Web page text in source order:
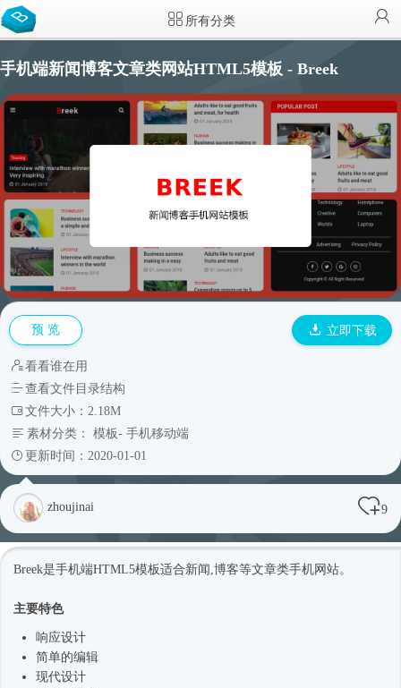
所有分类
手机端新闻博客文章类网站HTML5模板 - Breek
预 览 立即下载
看看谁在用
查看文件目录结构
文件大小：2.18M
素材分类： 模板- 手机移动端
更新时间：2020-01-01
zhoujinai 9
Breek是手机端HTML5模板适合新闻,博客等文章类手机网站。
主要特色
响应设计
简单的编辑
现代设计